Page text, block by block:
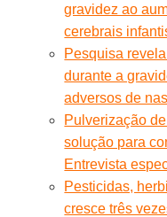
gravidez ao
cerebrais
Pesquisa
durante a
adversos de
Pulverização
solução para
Entrevista
Pesticidas,
cresce três